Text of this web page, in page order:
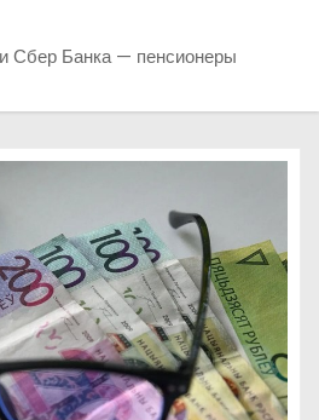
Сбер Банка — пенсионеры